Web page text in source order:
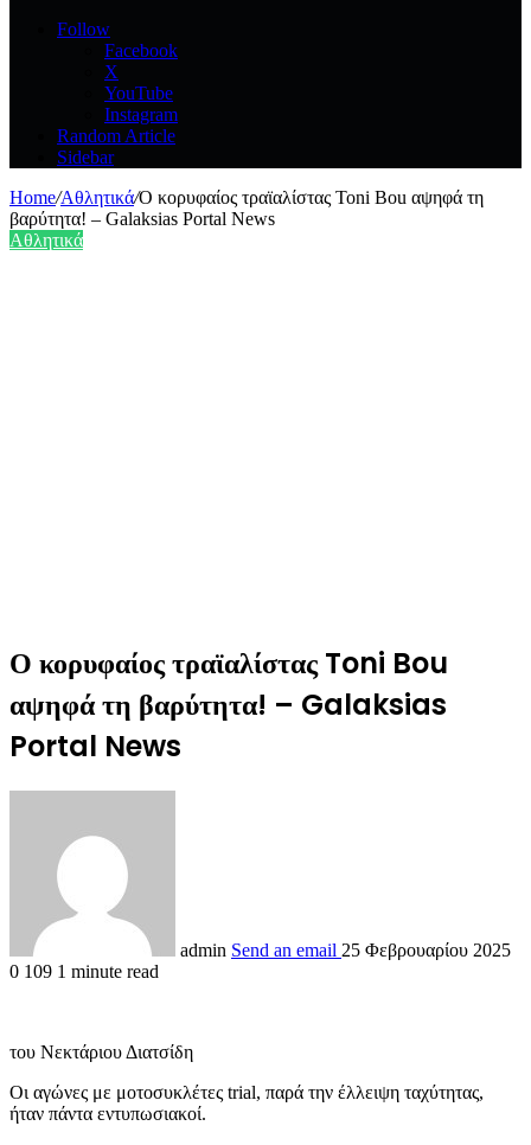
Follow
Facebook
X
YouTube
Instagram
Random Article
Sidebar
Home/Αθλητικά/Ο κορυφαίος τραϊαλίστας Toni Bou αψηφά τη
βαρύτητα! – Galaksias Portal News
Αθλητικά
Ο κορυφαίος τραϊαλίστας Toni Bou
αψηφά τη βαρύτητα! – Galaksias
Portal News
admin Send an email 25 Φεβρουαρίου 2025
0 109 1 minute read
του Νεκτάριου Διατσίδη
Οι αγώνες με μοτοσυκλέτες trial, παρά την έλλειψη ταχύτητας,
ήταν πάντα εντυπωσιακοί.